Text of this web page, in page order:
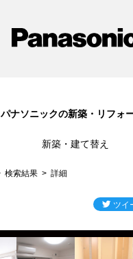
パナソニックの新築・リフォ
新築・建て替え
検索結果 詳細